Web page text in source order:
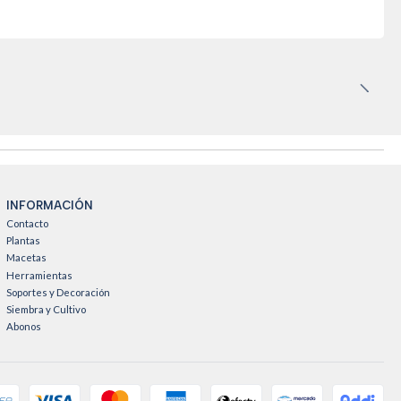
INFORMACIÓN
Contacto
Plantas
Macetas
Herramientas
Soportes y Decoración
Siembra y Cultivo
Abonos